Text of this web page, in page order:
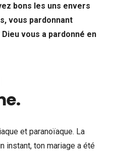
bons les uns envers
vous pardonnant
vous a pardonné en
et paranoïaque. La
instant, ton mariage a été